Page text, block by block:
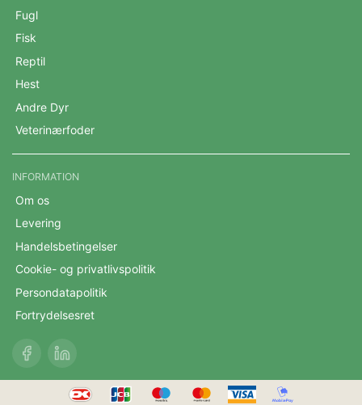
Fugl
Fisk
Reptil
Hest
Andre Dyr
Veterinærfoder
INFORMATION
Om os
Levering
Handelsbetingelser
Cookie- og privatlivspolitik
Persondatapolitik
Fortrydelsesret